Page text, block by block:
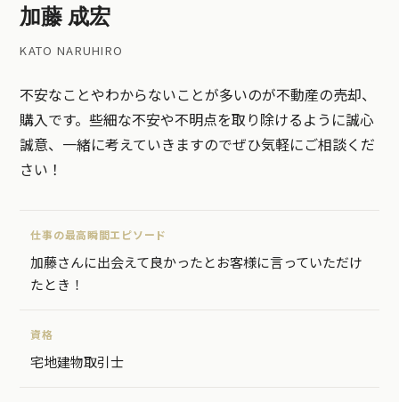
加藤 成宏
KATO NARUHIRO
不安なことやわからないことが多いのが不動産の売却、
購入です。些細な不安や不明点を取り除けるように誠心
誠意、一緒に考えていきますのでぜひ気軽にご相談くだ
さい！
仕事の最高瞬間エピソード
加藤さんに出会えて良かったとお客様に言っていただけ
たとき！
資格
宅地建物取引士